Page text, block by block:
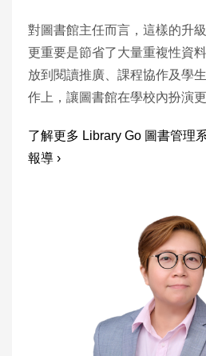
對圖書館主任而言，這樣的升
更重要是節省了大量重複性資
放到閱讀推廣、課程協作及學
作上，讓圖書館在學校內扮演更
了解更多 Library Go 圖書管理
報導 ›